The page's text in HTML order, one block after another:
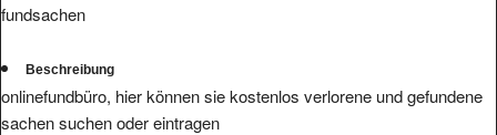
fundsachen
Beschreibung
onlinefundbüro, hier können sie kostenlos verlorene und gefundene
sachen suchen oder eintragen